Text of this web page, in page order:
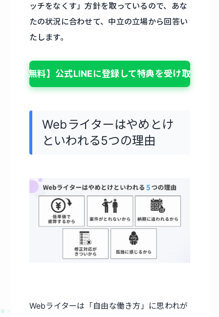
ッチをなくす」方針を取っているので、あな
たの状況に合わせて、中立の立場から回答い
たします。
【無料】公式LINEに登録して特典を受け取る
Webライターはやめとけ
といわれる5つの理由
Webライターは「自由な働き方」に思われが